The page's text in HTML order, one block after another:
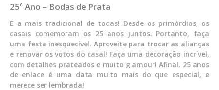
25º Ano – Bodas de Prata
É a mais tradicional de todas! Desde os primórdios, os
casais comemoram os 25 anos juntos. Portanto, faça
uma festa inesquecível. Aproveite para trocar as alianças
e renovar os votos do casal! Faça uma decoração incrível,
com detalhes prateados e muito glamour! Afinal, 25 anos
de enlace é uma data muito mais do que especial, e
merece ser lembrada!